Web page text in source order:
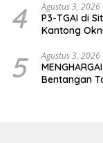
4 Agustus 3, 2026
P3-TGAI di
Kantong
5 Agustus 3, 2026
Bentangan